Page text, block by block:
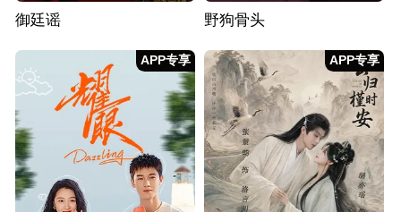
御廷谣 野狗骨头
APP专享 APP专享